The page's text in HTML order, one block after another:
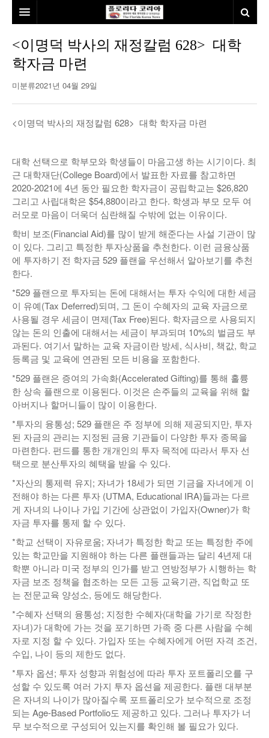
본사소개
뉴스
김명열칼럼
이명덕칼럼
김선옥칼럼
김원동칼럼
본보특집
100인선/독자광장
100인선
독자광장
인근여행지
놀이공원
골프
인터뷰/탐방
<이명덕 박사의 재정칼럼 628> 대학
학자금 마련
미분류2021년 04월 29일
<이명덕 박사의 재정칼럼 628> 대학 학자금 마련
대학 선택으로 학부모와 학생들이 마음고생 하는 시기이다. 최
근 대학재단(College Board)에서 발표한 자료를 참고하면
2020-2021에 4년 동안 필요한 학자금이 공립학교는 $26,820
그리고 사립대학은 $54,880이라고 한다. 학생과 부모 모두 여
러모로 마음이 더욱더 심란해질 수밖에 없는 이유이다.
학비 보조(Financial Aid)를 많이 받게 해준다는 사설 기관이 많
이 있다. 그리고 특정한 투자상품을 추천한다. 이런 금융상품
에 투자하기 전 학자금 529 플랜을 우선해서 알아보기를 추천
한다.
*529 플랜으로 투자되는 돈에 대해서는 투자 수익에 대한 세금
이 유예(Tax Deferred)되며, 그 돈이 수혜자의 교육 자금으로
사용될 경우 세금이 면제(Tax Free)된다. 학자금으로 사용되지
않는 돈의 인출에 대해서는 세금이 부과되며 10%의 벌금도 부
과된다. 여기서 말하는 교육 자금이란 방세, 식사비, 책값, 학교
등록금 및 교육에 연관된 모든 비용을 포함한다.
*529 플랜은 증여의 가속화(Accelerated Gifting)를 통해 훌륭
한 상속 플랜으로 이용된다. 이것은 손주들의 교육을 위해 할
아버지나 할머니들이 많이 이용한다.
*투자의 융통성; 529 플랜은 주 정부에 의해 제공되지만, 투자
된 자금의 관리는 지정된 금융 기관들이 다양한 투자 종목을
마련한다. 펀드를 통한 개개인의 투자 목적에 따라서 투자 선
택으로 분산투자의 혜택을 받을 수 있다.
*자산의 통제력 유지; 자녀가 18세가 되면 기금을 자녀에게 이
전해야 하는 다른 투자 (UTMA, Educational IRA)들과는 다르
게 자녀의 나이나 가입 기간에 상관없이 가입자(Owner)가 학
자금 투자를 통제 할 수 있다.
*학교 선택이 자유로움; 자녀가 특정한 학교 또는 특정한 주에
있는 학교만을 지원해야 하는 다른 플랜들과는 달리 4년제 대
학뿐 아니라 미국 정부의 인가를 받고 연방정부가 시행하는 학
자금 보조 정책을 협조하는 모든 고등 교육기관, 직업학교 또
는 전문교육 양성소, 등에도 해당한다.
*수혜자 선택의 융통성; 지정한 수혜자(대학을 가기로 작정한
자녀)가 대학에 가는 것을 포기하면 가족 중 다른 사람을 수혜
자로 지정 할 수 있다. 가입자 또는 수혜자에게 어떤 자격 조건,
수입, 나이 등의 제한도 없다.
*투자 옵션; 투자 성향과 위험성에 따라 투자 포트폴리오를 구
성할 수 있도록 여러 가지 투자 옵션을 제공한다. 플랜 대부분
은 자녀의 나이가 많아질수록 포트폴리오가 보수적으로 조정
되는 Age-Based Portfolio도 제공하고 있다. 그러나 투자가 너
무 보수적으로 구성되어 있는지를 확인해 볼 필요가 있다.